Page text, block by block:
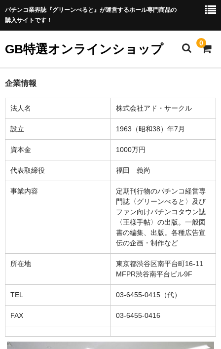
パチンコ業界誌『グリーンべると』が運営するホール専門商品の
購入サイトです！
GB特選オンラインショップ 0
ホーム
企業情報
法人名 株式会社アド・サークル
設立 1963（昭和38）年7月
資本金 1000万円
代表取締役 福田 義尚
事業内容
定期刊行物のパチンコ経営専
門誌〈グリーンべると〉及び
ファン向けパチンコタウン誌
〈王様手帖〉の出版。一般図
書の編集、出版。各種広告宣
伝の企画・制作など
所在地
東京都渋谷区南平台町16-11
MFPR渋谷南平台ビル9F
TEL 03-6455-0415（代）
FAX 03-6455-0416